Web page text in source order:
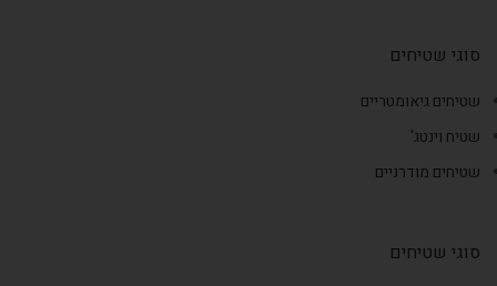
סוגי שטיחים
שטיחים גיאומטריים
שטיח וינטג'
שטיחים מודרניים
סוגי שטיחים